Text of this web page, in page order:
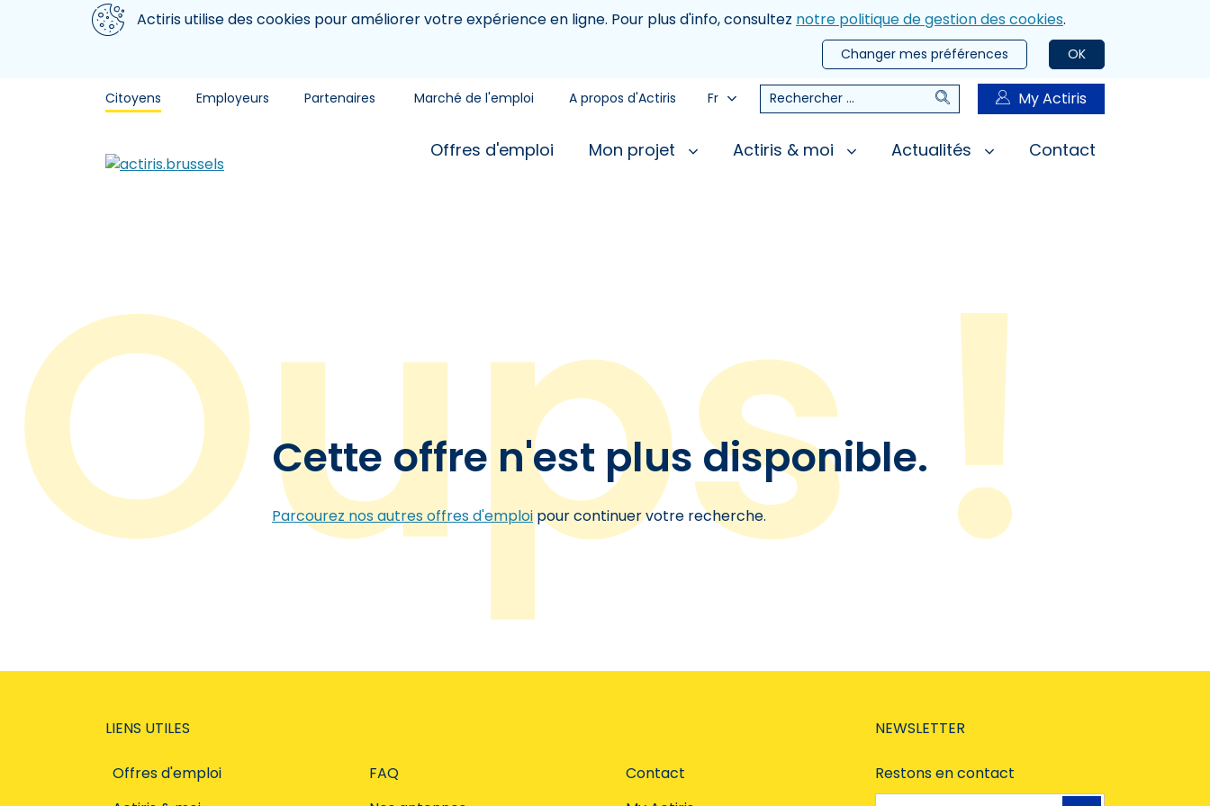
Aller au contenu principal
Nous utilisons des cookiesActiris utilise des cookies pour améliorer votre expérience en ligne. Pour plus d'info, consultez notre politique de gestion des cookies.
OK
Changer mes préférences
Citoyens Employeurs Partenaires Marché de l'emploi A propos d'Actiris Fr Rechercher RechercherMy Actiris
Offres d'emploi Mon projet Actiris & moi Actualités Contact
Cette offre n'est plus disponible.
Parcourez nos autres offres d'emploipour continuer votre recherche.
LIENS UTILES
Offres d'emploi
FAQ
Contact
NEWSLETTER
Restons en contact